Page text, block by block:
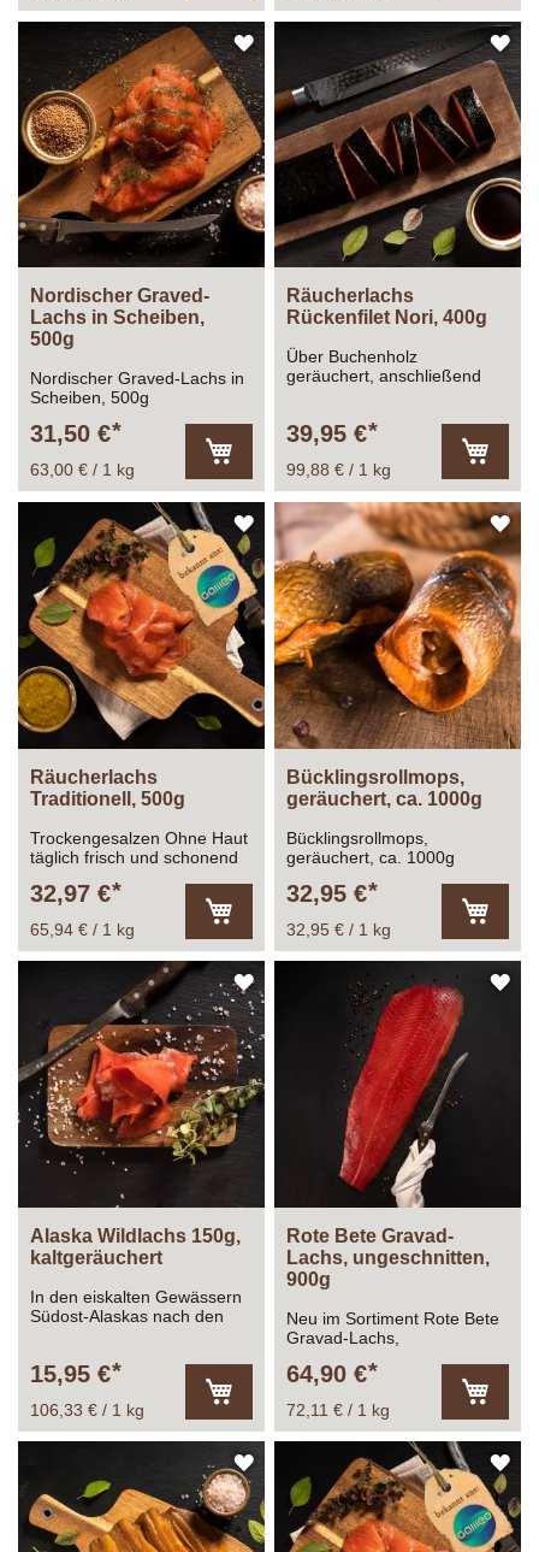
den
Warenkorb
den
ZUR
WUNSCHLISTE
HINZUFÜGEN
Nordischer Graved-
Lachs in Scheiben,
500g
Nordischer Graved-Lachs in
Scheiben, 500g
31,50 €
63,00 € / 1 kg
den
Warenkorb
Räucherlachs
Rückenfilet Nori, 400g
Über Buchenholz
geräuchert, anschließend
liebevoll ummantelt und in
Nori-Blättern eingewickelt.
39,95 €
99,88 € / 1 kg
den
ZUR
WUNSCHLISTE
HINZUFÜGEN
Räucherlachs
Traditionell, 500g
Trockengesalzen Ohne Haut
täglich frisch und schonend
32,97 €
65,94 € / 1 kg
den
Warenkorb
Bücklingsrollmops,
geräuchert, ca. 1000g
Bücklingsrollmops,
geräuchert, ca. 1000g
32,95 €
32,95 € / 1 kg
den
ZUR
WUNSCHLISTE
HINZUFÜGEN
Alaska Wildlachs 150g,
kaltgeräuchert
In den eiskalten Gewässern
Südost-Alaskas nach den
Programm für eine
gefangen, wird der
Räucherlachs von
15,95 €
106,33 € / 1 kg
den
Warenkorb
Rote Bete Gravad-
Lachs, ungeschnitten,
900g
Neu im Sortiment Rote Bete
Gravad-Lachs,
ca.900g
64,90 €
72,11 € / 1 kg
den
ZUR
WUNSCHLISTE
HINZUFÜGEN